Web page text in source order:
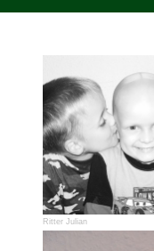
Ritter Julian